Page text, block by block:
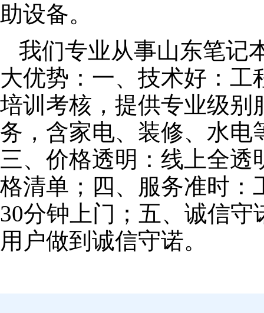
助设备。
我们专业从事山东笔记
大优势：一、技术好：
培训考核，提供专业级别
务，含家电、装修、水电
三、价格透明：线上全
格清单；四、服务准时：
30分钟上门；五、诚信
用户做到诚信守诺。